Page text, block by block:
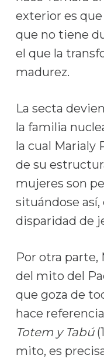
exterior es
que no tiene
el que la
madurez.
La secta
la familia
la cual Marialy
de su
mujeres son
situándose así,
disparidad de
Por otra parte,
del mito del
que goza de
hace
Totem y Tabú
mito, es